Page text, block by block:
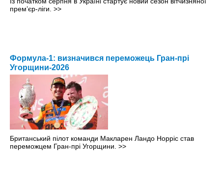
прем’єр-ліги. >>
Формула-1: визначився переможець Гран-прі
Угорщини-2026
Британський пілот команди Макларен Ландо Норріс став
переможцем Гран-прі Угорщини. >>